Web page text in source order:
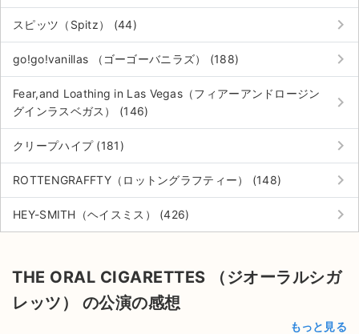
スピッツ（Spitz） (44) keyboard_arrow_right
go!go!vanillas （ゴーゴーバニラズ） (188) keyboard_arrow_right
Fear,and Loathing in Las Vegas（フィアーアンドロージン
グインラスベガス） (146)
keyboard_arrow_right
クリープハイプ (181) keyboard_arrow_right
ROTTENGRAFFTY（ロットングラフティー） (148) keyboard_arrow_right
HEY-SMITH（ヘイスミス） (426) keyboard_arrow_right
THE ORAL CIGARETTES （ジオーラルシガ
レッツ） の公演の感想
もっと見る